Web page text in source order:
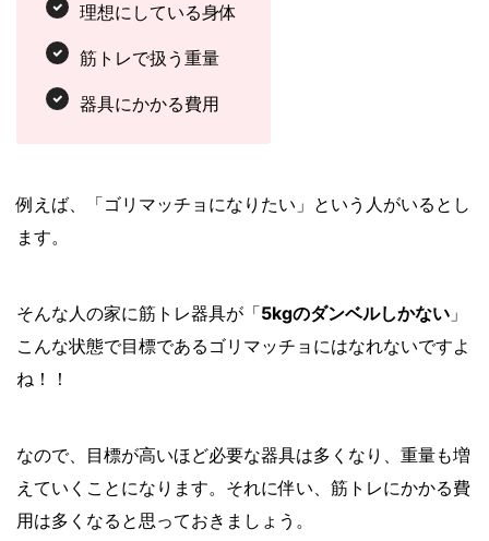
理想にしている身体
筋トレで扱う重量
器具にかかる費用
例えば、「ゴリマッチョになりたい」という人がいるとし
ます。
そんな人の家に筋トレ器具が「5kgのダンベルしかない 」
こんな状態で目標であるゴリマッチョにはなれないですよ
ね！！
なので、目標が高いほど必要な器具は多くなり、重量も増
えていくことになります。それに伴い、筋トレにかかる費
用は多くなると思っておきましょう。